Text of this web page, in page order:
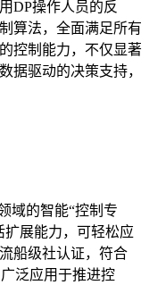
DP操作人员的反
算法，全面满足所有
控制能力，不仅显著
据驱动的决策支持，
域的智能“控制专
扩展能力，可轻松应
船级社认证，符合
泛应用于推进控